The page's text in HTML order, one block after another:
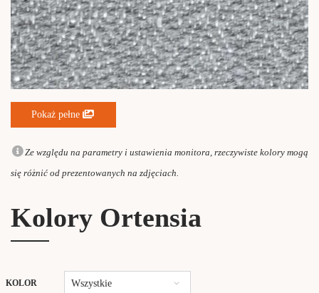
Pokaż pełne
Ze względu na parametry i ustawienia monitora, rzeczywiste kolory mogą
się różnić od prezentowanych na zdjęciach.
Kolory Ortensia
KOLOR Wszystkie